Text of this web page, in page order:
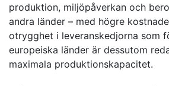
produktion, miljöpåverkan och
andra länder – med högre
otrygghet i leveranskedjorna som
europeiska länder är dessutom
maximala produktionskapacitet.